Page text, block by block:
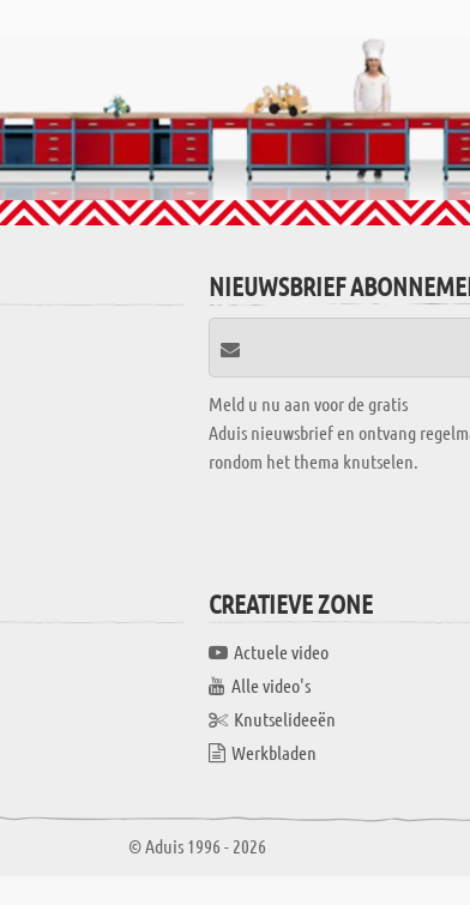
NIEUWSBRIEF
Meld u nu aan voor de gratis
Aduis nieuwsbrief en ontvang
rondom het thema knutselen.
CREATIEVE ZONE
Actuele video
Alle video's
Knutselideeën
Werkbladen
© Aduis 1996 - 2026